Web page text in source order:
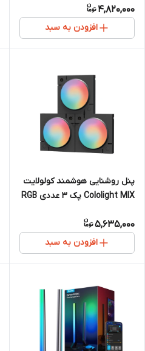
4,820,000
افزودن به سبد
پنل روشنایی هوشمند کولولایت
Cololight MIX پک 3 عددی RGB
5,635,000
افزودن به سبد